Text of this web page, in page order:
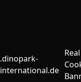
.dinopark-
international.de
Real